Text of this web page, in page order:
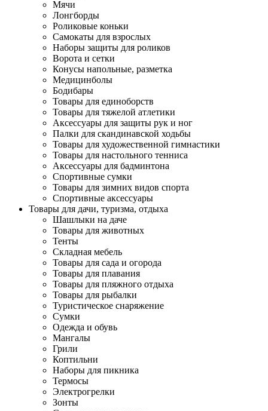
Мячи
Лонгборды
Роликовые коньки
Самокаты для взрослых
Наборы защиты для роликов
Ворота и сетки
Конусы напольные, разметка
Медицинболы
Бодибары
Товары для единоборств
Товары для тяжелой атлетики
Аксессуары для защиты рук и ног
Палки для скандинавской ходьбы
Товары для художественной гимнастики
Товары для настольного тенниса
Аксессуары для бадминтона
Спортивные сумки
Товары для зимних видов спорта
Спортивные аксессуары
Товары для дачи, туризма, отдыха
Шашлыки на даче
Товары для животных
Тенты
Складная мебель
Товары для сада и огорода
Товары для плавания
Товары для пляжного отдыха
Товары для рыбалки
Туристическое снаряжение
Сумки
Одежда и обувь
Мангалы
Грили
Коптильни
Наборы для пикника
Термосы
Электрогрелки
Зонты